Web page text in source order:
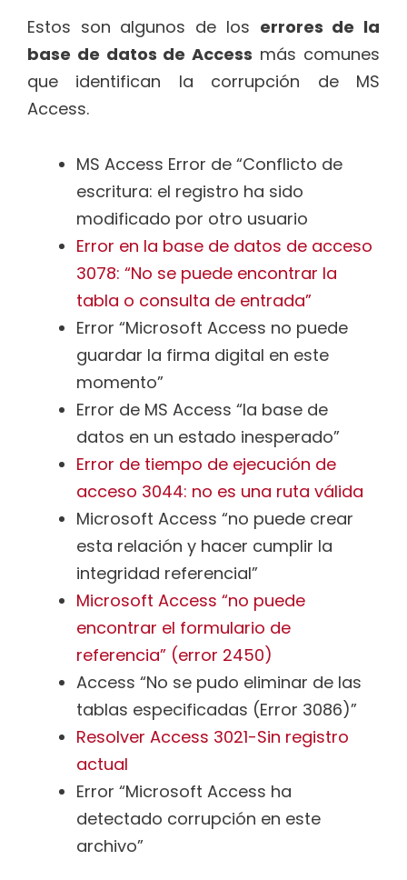
Estos son algunos de los errores de la
base de datos de Access más comunes
que identifican la corrupción de MS
Access.
MS Access Error de “Conflicto de
escritura: el registro ha sido
modificado por otro usuario
Error en la base de datos de acceso
3078: “No se puede encontrar la
tabla o consulta de entrada”
Error “Microsoft Access no puede
guardar la firma digital en este
momento”
Error de MS Access “la base de
datos en un estado inesperado”
Error de tiempo de ejecución de
acceso 3044: no es una ruta válida
Microsoft Access “no puede crear
esta relación y hacer cumplir la
integridad referencial”
Microsoft Access “no puede
encontrar el formulario de
referencia” (error 2450)
Access “No se pudo eliminar de las
tablas especificadas (Error 3086)”
Resolver Access 3021-Sin registro
actual
Error “Microsoft Access ha
detectado corrupción en este
archivo”